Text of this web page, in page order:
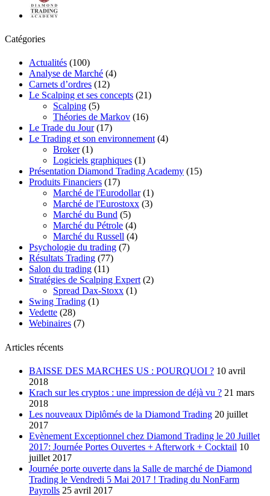
Catégories
Actualités (100)
Analyse de Marché (4)
Carnets d’ordres (12)
Le Scalping et ses concepts (21)
Scalping (5)
Théories de Markov (16)
Le Trade du Jour(17)
Le Trading et son environnement (4)
Broker(1)
Logiciels graphiques (1)
Présentation Diamond Trading Academy (15)
Produits Financiers (17)
Marché de l'Eurodollar(1)
Marché de l'Eurostoxx (3)
Marché du Bund (5)
Marché du Pétrole (4)
Marché du Russell (4)
Psychologie du trading (7)
Résultats Trading (77)
Salon du trading (11)
Stratégies de Scalping Expert (2)
Spread Dax-Stoxx (1)
Swing Trading (1)
Vedette (28)
Webinaires (7)
Articles récents
BAISSE DES MARCHES US : POURQUOI ? 10 avril
2018
Krach sur les cryptos : une impression de déjà vu ? 21 mars
2018
Les nouveaux Diplômés de la Diamond Trading 20 juillet
2017
Evènement Exceptionnel chez Diamond Trading le 20 Juillet
2017: Journée Portes Ouvertes + Afterwork + Cocktail 10
juillet 2017
Journée porte ouverte dans la Salle de marché de Diamond
Trading le Vendredi 5 Mai 2017 ! Trading du NonFarm
Payrolls 25 avril 2017